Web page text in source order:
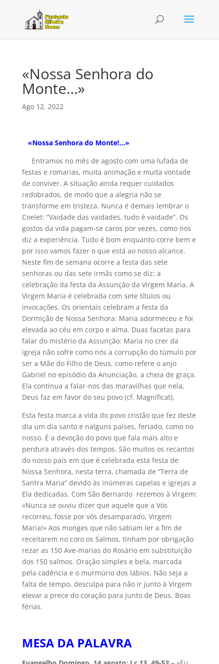
«Nossa Senhora do
Monte…»
Ago 12, 2022
«Nossa Senhora do Monte!…»
Entramos no mês de agosto com uma lufada de
festas e romarias, muita animação e muita vontade
de conviver. A situação ainda requer cuidados
redobrados, de modo que a alegria não se
transforme em tristeza. Nunca é demais lembrar o
Coelet: “Vaidade das vaidades, tudo é vaidade”. Os
gostos da vida pagam-se caros por vezes, como nos
diz a experiência. Tudo é bom enquanto corre bem e
por isso vamos fazer o que está ao nosso alcance.
Neste fim de semana ocorre a festa das sete
senhoras ou das sete irmãs como se diz: a
celebração da festa da Assunção da Virgem Maria. A
Virgem Maria é celebrada com sete títulos ou
invocações. Os orientais celebram a festa da
Dormição de Nossa Senhora: Maria adormeceu e foi
elevada ao céu em corpo e alma. Duas facetas para
falar do mistério da Assunção: Maria no crer da
igreja não sofre como nós a corrupção do túmulo por
ser a Mãe do Filho de Deus, como refere o anjo
Gabriel no episódio da Anunciação, a cheia de graça.
Ela continua a falar-nos das maravilhas que nela,
Deus faz em favor do seu povo (cf. Magnificat).
Esta festa marca a vida do povo cristão que fez deste
dia um dia santo e nalguns países, feriado, como no
nosso. É a devoção do povo que fala mais alto e
perdura através dos tempos. São muitos os recantos
do nosso país em que é celebrada esta festa de
Nossa Senhora, nesta terra, chamada de “Terra de
Santra Maria” devido às inúmeras capelas e igrejas a
Ela dedicadas. Com São Bernardo rezemos à Virgem:
«Nunca se ouviu dizer que aquele que a Vós
recorreu, fosse por vós desamparado, Virgem
Maria!» Aos monges que não sabiam ler a fim de
receitarem no coro os Salmos, tinham por obrigação
rezar as 150 Ave-marias do Rosário em substituição
dos 150 salmos. Oração simples e bela, marcada
pela cadência e o murmúrio dos lábios. Não seja a
falta de tempo, desculpa para não ir junto à Virgem
elevar a prece do coração para junto de Deus. Boas
férias.
MESA DA PALAVRA